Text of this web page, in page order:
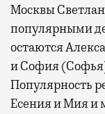
Москвы
популярными
остаются
и София
Популярность
Есения и Мия и